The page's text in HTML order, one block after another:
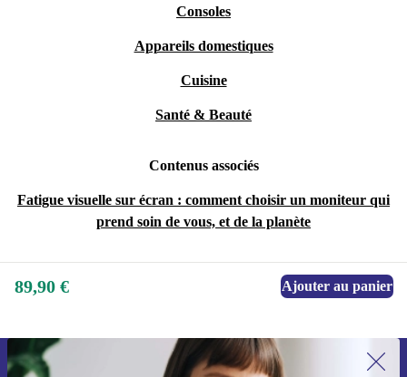
Consoles
Appareils domestiques
Cuisine
Santé & Beauté
Contenus associés
Fatigue visuelle sur écran : comment choisir un moniteur qui
prend soin de vous, et de la planète
89,90 € Ajouter au panier